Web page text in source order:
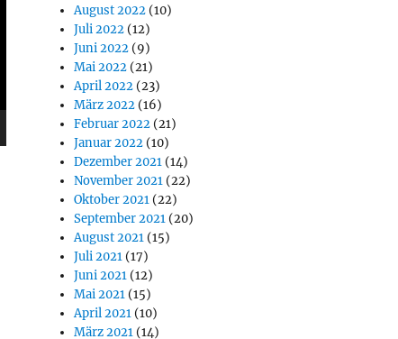
August 2022 (10)
Juli 2022 (12)
Juni 2022 (9)
Mai 2022 (21)
April 2022 (23)
März 2022 (16)
Februar 2022 (21)
Januar 2022 (10)
Dezember 2021 (14)
November 2021 (22)
Oktober 2021 (22)
September 2021 (20)
August 2021 (15)
Juli 2021 (17)
Juni 2021 (12)
Mai 2021 (15)
April 2021 (10)
März 2021 (14)